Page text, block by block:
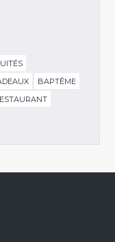
BAPTÊME